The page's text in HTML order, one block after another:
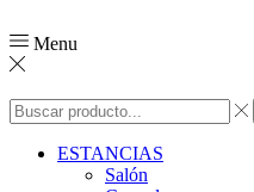
Menu
ESTANCIAS
Salón